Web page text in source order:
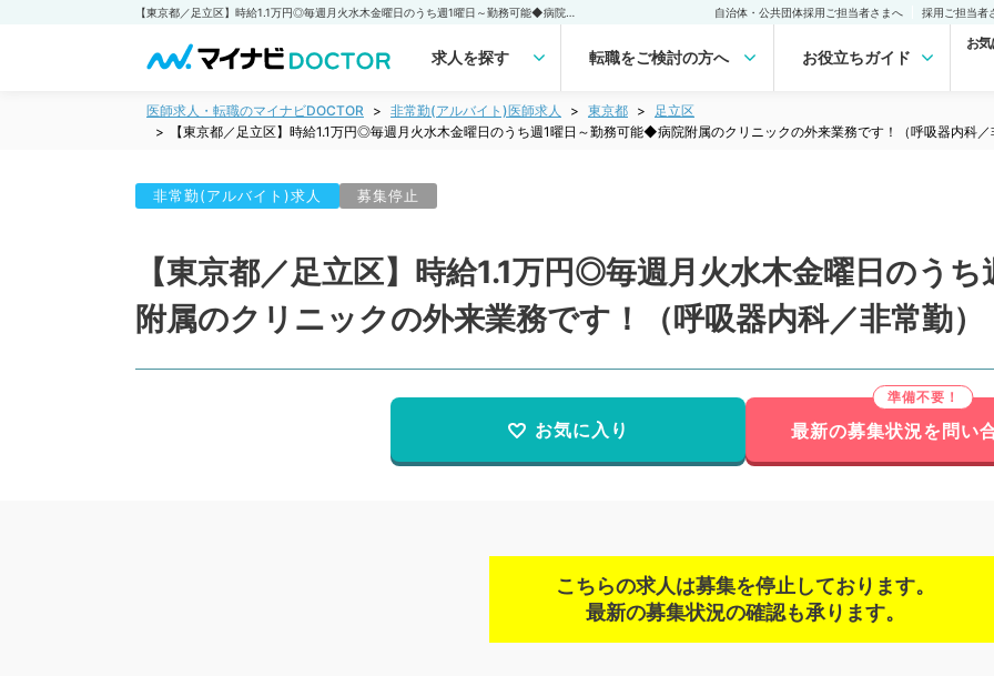
自治体・公共団体採用ご担当者さまへ 採用ご担当者
求人を探す 転職をご検討の方へ お役立ちガイド
お
医師求人・転職のマイナビDOCTOR 非常勤(アルバイト)医師求人 東京都
足立区
【東京都／足立区】時給1.1万円◎毎週月火水木金曜日のうち週1曜日～勤務可能◆病院附属のクリニックの外来業務です！（呼吸器内科
非常勤(アルバイト)求人 募集停止
【東京都／足立区】時給1.1万円◎毎週月火水木金曜日のう
附属のクリニックの外来業務です！（呼吸器内科／非常勤）
お気に入り 最新の募集状況を問い
こちらの求人は募集を停止しております。
最新の募集状況の確認も承ります。